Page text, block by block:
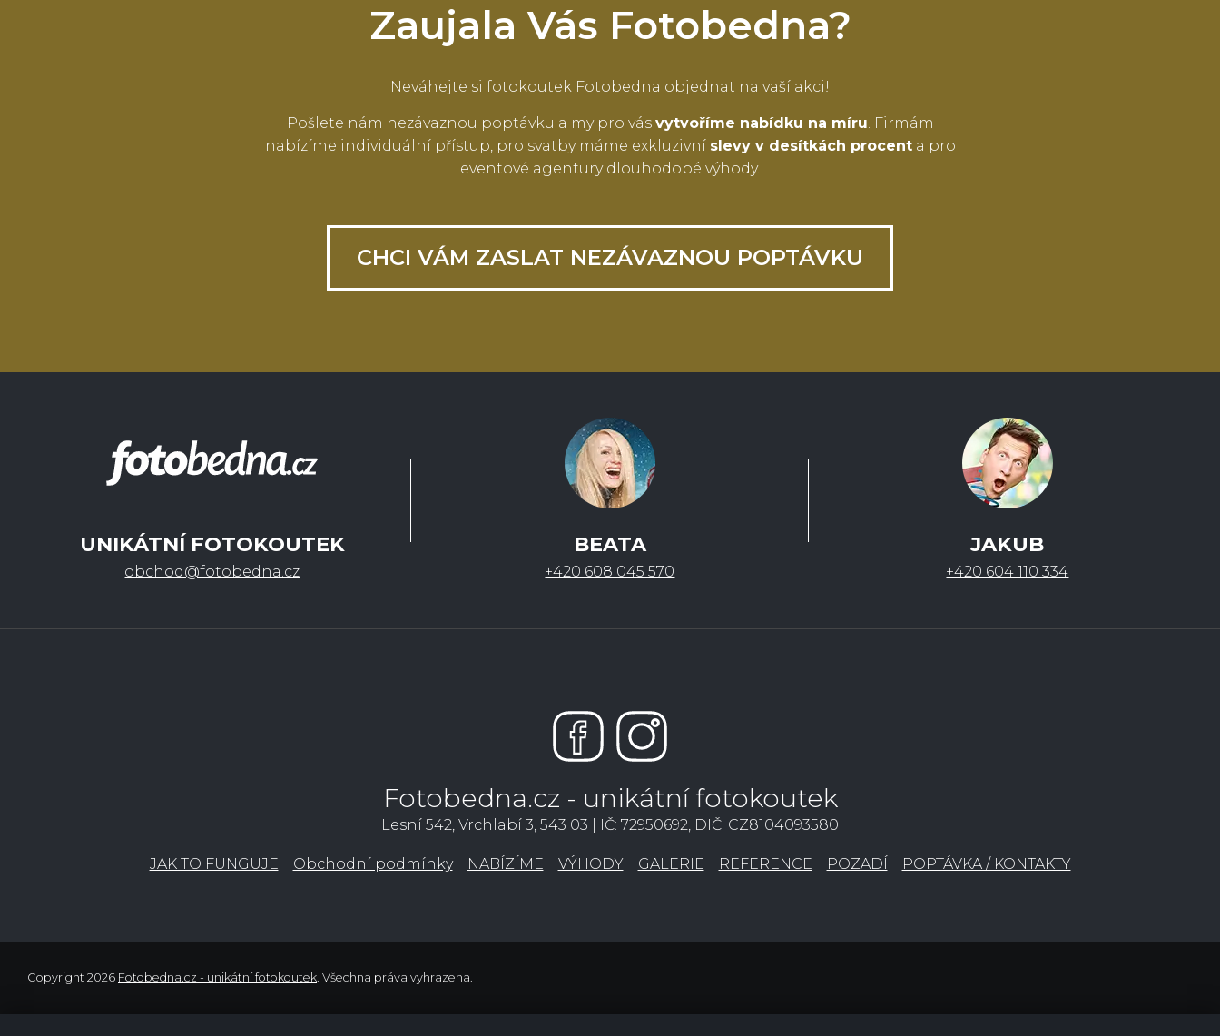
Zaujala Vás Fotobedna?
Neváhejte si fotokoutek Fotobedna objednat na vaší akci!
Pošlete nám nezávaznou poptávku a my pro vás vytvoříme nabídku na míru. Firmám
nabízíme individuální přístup, pro svatby máme exkluzivní slevy v desítkách procenta pro
eventové agentury dlouhodobé výhody.
CHCI VÁM ZASLAT NEZÁVAZNOU POPTÁVKU
UNIKÁTNÍ FOTOKOUTEK
obchod@fotobedna.cz
BEATA
+420 608 045 570
JAKUB
+420 604 110 334
Fotobedna.cz - unikátní fotokoutek
Lesní 542, Vrchlabí 3, 543 03 | IČ: 72950692, DIČ: CZ8104093580
JAK TO FUNGUJE Obchodní podmínky NABÍZÍME VÝHODY GALERIE REFERENCE POZADÍ POPTÁVKA / KONTAKTY
Copyright 2026 Fotobedna.cz - unikátní fotokoutek. Všechna práva vyhrazena.